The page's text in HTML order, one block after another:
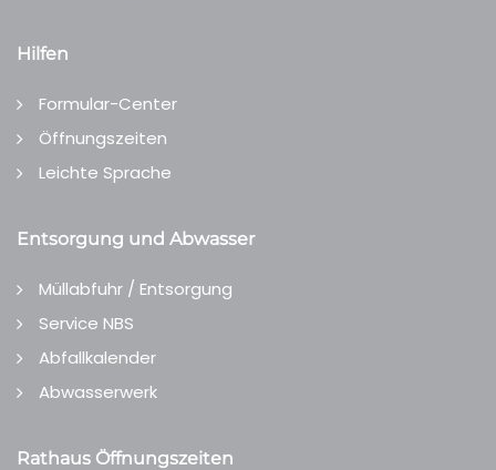
Hilfen
Formular-Center
Öffnungszeiten
Leichte Sprache
Entsorgung und Abwasser
Müllabfuhr / Entsorgung
Service NBS
Abfallkalender
Abwasserwerk
Rathaus Öffnungszeiten